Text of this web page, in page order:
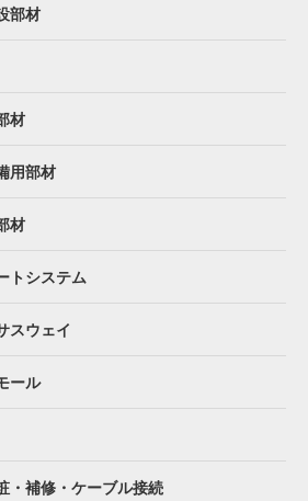
部材
材
用部材
材
トシステム
スウェイ
ール
・補修・ケーブル接続